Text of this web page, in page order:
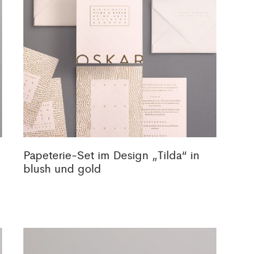
Papeterie-Set im Design „Tilda“ in
blush und gold